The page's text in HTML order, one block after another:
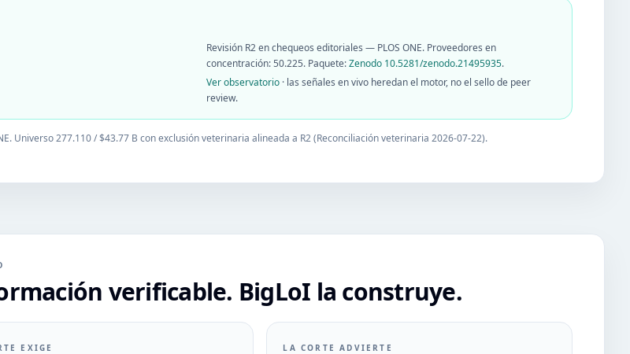
Revisión R2 en chequeos editoriales — PLOS ONE. Proveedores en
concentración:50.225. Paquete:Zenodo 10.5281/zenodo.21495935.
Ver observatorio · las señales en vivo heredan el motor, no el sello de peer
review.
Universo277.110/ $43.77 B con exclusión veterinaria alineada a R2 (Reconciliación veterinaria 2026-07-22).
verificable. BigLoI la construye.
EXIGE LA CORTE ADVIERTE